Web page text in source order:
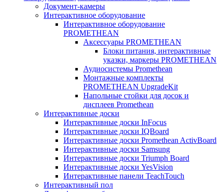
Документ-камеры
Интерактивное оборудование
Интерактивное оборудование
PROMETHEAN
Аксессуары PROMETHEAN
Блоки питания, интерактивные
указки, маркеры PROMETHEAN
Аудиосистемы Promethean
Монтажные комплекты
PROMETHEAN UpgradeKit
Напольные стойки для досок и
дисплеев Promethean
Интерактивные доски
Интерактивные доски InFocus
Интерактивные доски IQBoard
Интерактивные доски Promethean ActivBoard
Интерактивные доски Samsung
Интерактивные доски Triumph Board
Интерактивные доски YesVision
Интерактивные панели TeachTouch
Интерактивный пол